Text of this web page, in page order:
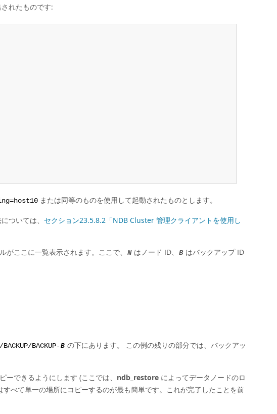
れたものです:
または同等のものを使用して起動されたものとします。
ついては、 セクション23.5.8.2「NDB Cluster 管理クライアントを使用し
ここに一覧表示されます。ここで、 N はノード ID、 B はバックアップ ID
/BACKUP/BACKUP-B の下にあります。 この例の残りの部分では、バックアッ
できるようにします (ここでは、 ndb_restore によってデータノードのロ
べて単一の場所にコピーするのが最も簡単です。これが完了したことを前